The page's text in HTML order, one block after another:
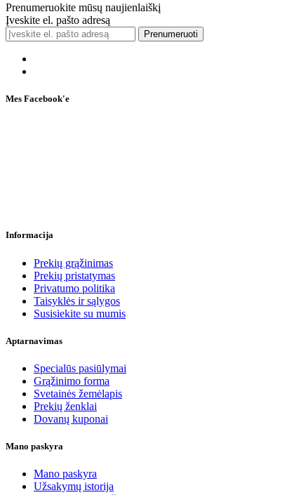
Prenumeruokite mūsų naujienlaiškį
Įveskite el. pašto adresą
Prenumeruoti
Mes Facebook'e
Informacija
Prekių grąžinimas
Prekių pristatymas
Privatumo politika
Taisyklės ir sąlygos
Susisiekite su mumis
Aptarnavimas
Specialūs pasiūlymai
Grąžinimo forma
Svetainės žemėlapis
Prekių ženklai
Dovanų kuponai
Mano paskyra
Mano paskyra
Užsakymų istorija